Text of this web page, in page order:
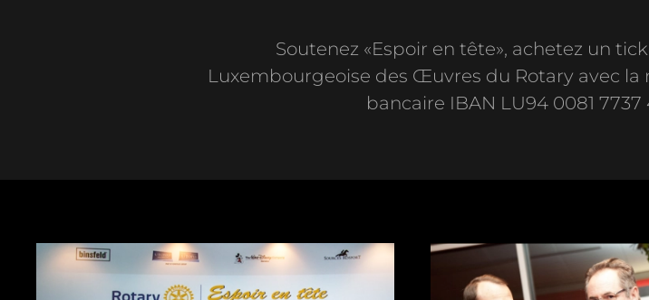
Soutenez «Espoir en tête», achetez un
Luxembourgeoise des Œuvres du Rotary avec la
bancaire IBAN LU94 0081 7737